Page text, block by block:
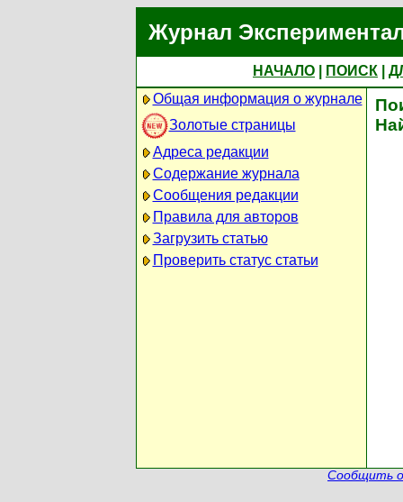
Журнал
НАЧАЛО ПОИСК
Общая информация о журнале
Золотые страницы
Адреса редакции
Содержание журнала
Сообщения редакции
Правила для авторов
Загрузить статью
Проверить статус статьи
Сообщить о